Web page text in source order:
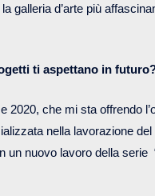
galleria d’arte più
ti aspettano in
che mi sta offrendo
nella lavorazione
nuovo lavoro della serie